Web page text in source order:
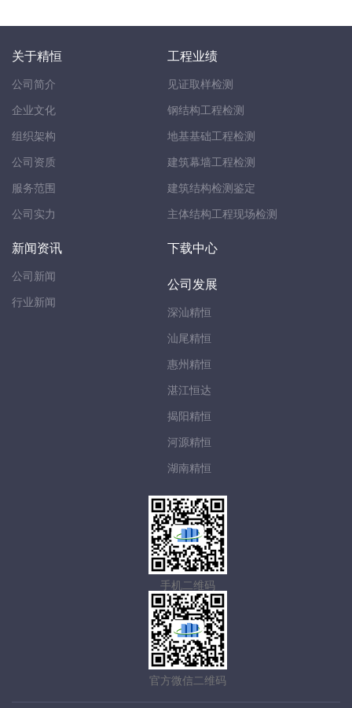
关于精恒
公司简介
企业文化
组织架构
公司资质
服务范围
公司实力
工程业绩
见证取样检测
钢结构工程检测
地基基础工程检测
建筑幕墙工程检测
建筑结构检测鉴定
主体结构工程现场检测
新闻资讯
公司新闻
行业新闻
下载中心
公司发展
深汕精恒
汕尾精恒
惠州精恒
湛江恒达
揭阳精恒
河源精恒
湖南精恒
手机二维码
官方微信二维码